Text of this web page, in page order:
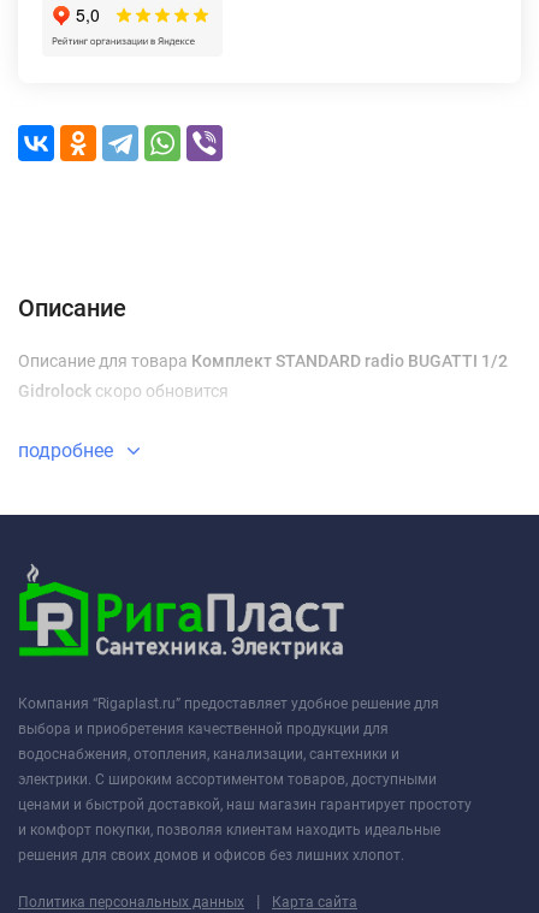
Описание
Описание для товара Комплект STANDARD radio BUGATTI 1/2
Gidrolock скоро обновится
подробнее
Компания “Rigaplast.ru” предоставляет удобное решение для
выбора и приобретения качественной продукции для
водоснабжения, отопления, канализации, сантехники и
электрики. С широким ассортиментом товаров, доступными
ценами и быстрой доставкой, наш магазин гарантирует простоту
и комфорт покупки, позволяя клиентам находить идеальные
решения для своих домов и офисов без лишних хлопот.
Политика персональных данных | Карта сайта